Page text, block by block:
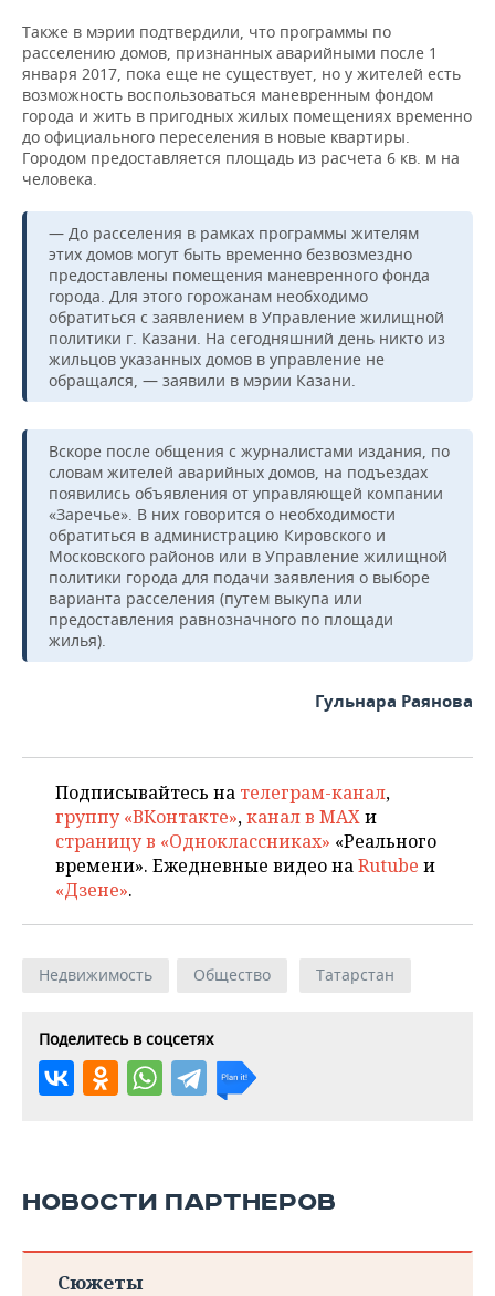
Также в мэрии подтвердили, что программы по
расселению домов, признанных аварийными после 1
января 2017, пока еще не существует, но у жителей есть
возможность воспользоваться маневренным фондом
города и жить в пригодных жилых помещениях временно
до официального переселения в новые квартиры.
Городом предоставляется площадь из расчета 6 кв. м на
человека.
— До расселения в рамках программы жителям
этих домов могут быть временно безвозмездно
предоставлены помещения маневренного фонда
города. Для этого горожанам необходимо
обратиться с заявлением в Управление жилищной
политики г. Казани. На сегодняшний день никто из
жильцов указанных домов в управление не
обращался, — заявили в мэрии Казани.
Вскоре после общения с журналистами издания, по
словам жителей аварийных домов, на подъездах
появились объявления от управляющей компании
«Заречье». В них говорится о необходимости
обратиться в администрацию Кировского и
Московского районов или в Управление жилищной
политики города для подачи заявления о выборе
варианта расселения (путем выкупа или
предоставления равнозначного по площади
жилья).
Гульнара Раянова
Подписывайтесь на телеграм-канал,
группу «ВКонтакте»,канал в MAXи
страницу в «Одноклассниках» «Реального
времени». Ежедневные видео наRutube и
«Дзене».
Недвижимость Общество Татарстан
Поделитесь в соцсетях
НОВОСТИ ПАРТНЕРОВ
Сюжеты